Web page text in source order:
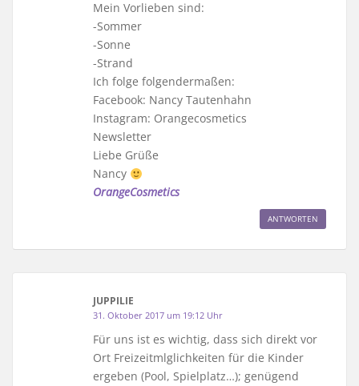
Mein Vorlieben sind:
-Sommer
-Sonne
-Strand
Ich folge folgendermaßen:
Facebook: Nancy Tautenhahn
Instagram: Orangecosmetics
Newsletter
Liebe Grüße
Nancy
OrangeCosmetics
ANTWORTEN
JUPPILIE
31. Oktober 2017 um 19:12 Uhr
Für uns ist es wichtig, dass sich direkt vor
Ort Freizeitmlglichkeiten für die Kinder
ergeben (Pool, Spielplatz…); genügend